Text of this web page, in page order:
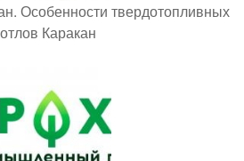
Особенности твердотопливных
Каракан